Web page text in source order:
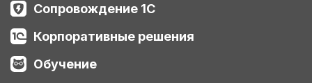
Сопровождение 1С
Корпоративные решения
Обучение